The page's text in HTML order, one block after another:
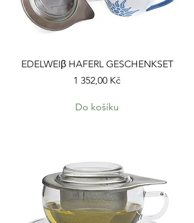
EDELWEIβ HAFERL GESCHENKSET
Cena
1 352,00 Kč
Do košíku